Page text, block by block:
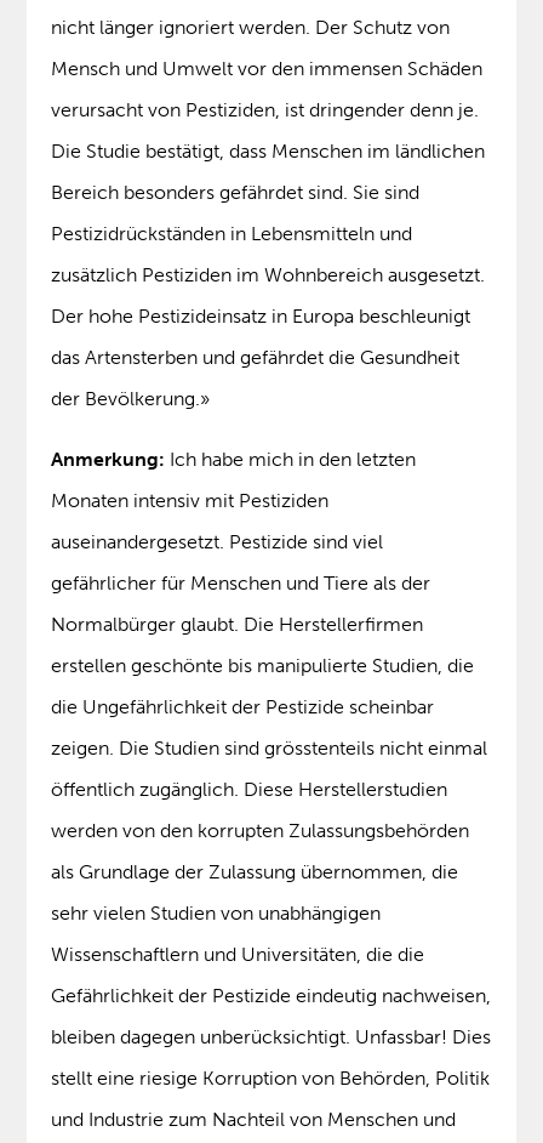
nicht länger ignoriert werden. Der Schutz von
Mensch und Umwelt vor den immensen Schäden
verursacht von Pestiziden, ist dringender denn je.
Die Studie bestätigt, dass Menschen im ländlichen
Bereich besonders gefährdet sind. Sie sind
Pestizidrückständen in Lebensmitteln und
zusätzlich Pestiziden im Wohnbereich ausgesetzt.
Der hohe Pestizideinsatz in Europa beschleunigt
das Artensterben und gefährdet die Gesundheit
der Bevölkerung.»
Anmerkung: Ich habe mich in den letzten
Monaten intensiv mit Pestiziden
auseinandergesetzt. Pestizide sind viel
gefährlicher für Menschen und Tiere als der
Normalbürger glaubt. Die Herstellerfirmen
erstellen geschönte bis manipulierte Studien, die
die Ungefährlichkeit der Pestizide scheinbar
zeigen. Die Studien sind grösstenteils nicht einmal
öffentlich zugänglich. Diese Herstellerstudien
werden von den korrupten Zulassungsbehörden
als Grundlage der Zulassung übernommen, die
sehr vielen Studien von unabhängigen
Wissenschaftlern und Universitäten, die die
Gefährlichkeit der Pestizide eindeutig nachweisen,
bleiben dagegen unberücksichtigt. Unfassbar! Dies
stellt eine riesige Korruption von Behörden, Politik
und Industrie zum Nachteil von Menschen und